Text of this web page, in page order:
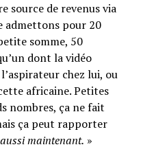
source de revenus via
admettons pour 20
somme, 50
dont la vidéo
chez lui, ou
africaine. Petites
nombres, ça ne fait
ça peut rapporter
maintenant. »